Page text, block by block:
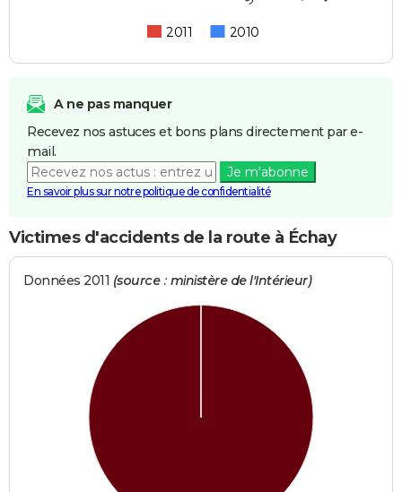
2011 2010
A ne pas manquer
Recevez nos astuces et bons plans directement par e-
mail.
Je m'abonne
En savoir plus sur notre politique de confidentialité
Victimes d'accidents de la route à Échay
Données 2011 (source : ministère de l'Intérieur)